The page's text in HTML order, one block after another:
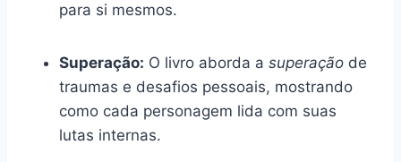
para si mesmos.
Superação: O livro aborda a superação de
traumas e desafios pessoais, mostrando
como cada personagem lida com suas
lutas internas.